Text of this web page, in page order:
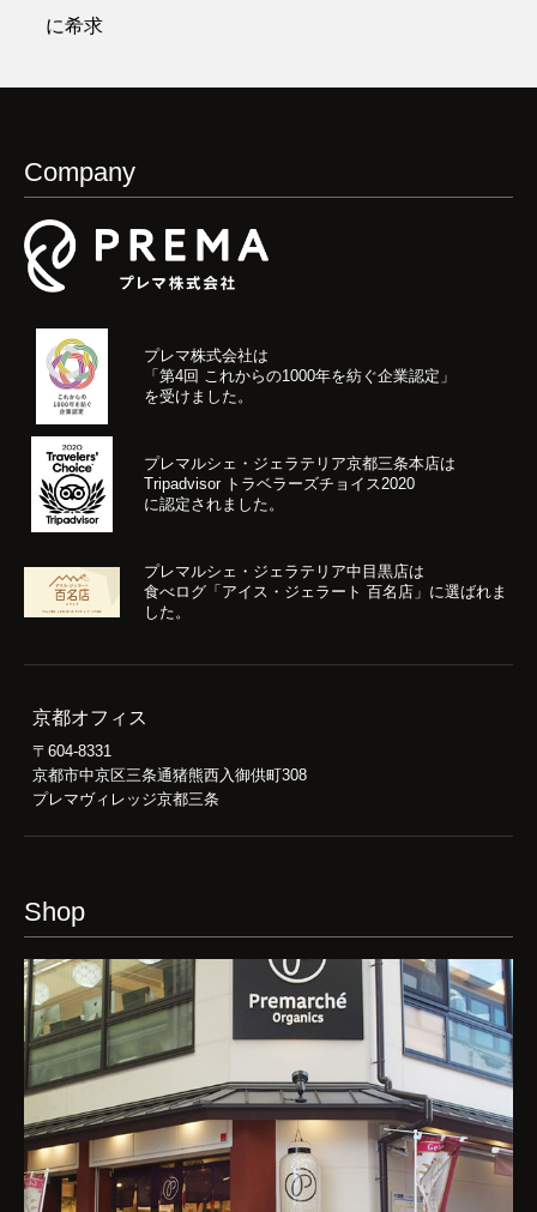
に希求
Company
プレマ株式会社は
「第4回 これからの1000年を紡ぐ企業認定」
を受けました。
プレマルシェ・ジェラテリア京都三条本店は
Tripadvisor トラベラーズチョイス2020
に認定されました。
プレマルシェ・ジェラテリア中目黒店は
食べログ「アイス・ジェラート 百名店」に選ばれま
した。
京都オフィス
〒604-8331
京都市中京区三条通猪熊西入御供町308
プレマヴィレッジ京都三条
Shop